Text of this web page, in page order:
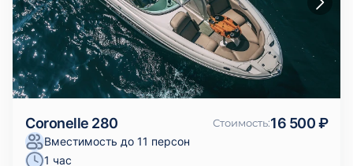
Coronelle 280 Стоимость:16 500 ₽
Вместимость до 11 персон
1 час